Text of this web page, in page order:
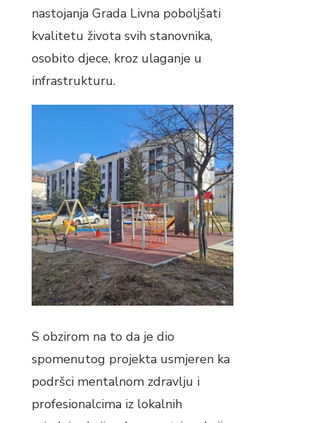
nastojanja Grada Livna poboljšati
kvalitetu života svih stanovnika,
osobito djece, kroz ulaganje u
infrastrukturu.
S obzirom na to da je dio
spomenutog projekta usmjeren ka
podršci mentalnom zdravlju i
profesionalcima iz lokalnih